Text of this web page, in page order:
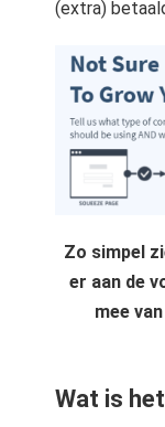
(extra)
Zo simpel
er aan de
mee
Wat is